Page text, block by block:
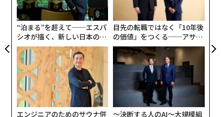
加速性能は、BEV版が0→100km/hが2.5秒未満、ガソリ
ン版は3.0秒未満！ 最大出力はそれぞれ、750PSと650P
Sと、とんでもない数字だ。
スーパーカーらしく、徹底的に軽量化されアルミニウム
やカーボンファイバーなどのパーツが各所に使われてい
る。
（この記事はOCEANSより転載しています）
荒木大輔（あらき・だいすけ）
1976年、群馬県生まれ。長年ファッション雑誌を中心に
活躍。加えて、映像作品や広告等で担当するミュージシャ
ン、俳優は数知れず。最近は、テレビドラマの現場にも活
動の場を広げている。
“泊まる”を超えて──エスパ
シオが描く、新しい日本のラ
グジュアリー（前編）
目先の転職ではなく「10年後
の価値」をつくる──アサイ
ンの長期伴走型支援とは
エンジニアのためのサウナ併
〜決断する人のAI〜大規模組